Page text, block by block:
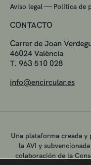
Aviso legal — Política de
CONTACTO
Carrer de Joan
46024 València
T. 963 510 028
info@encircular.es
Una plataforma creada
la AVI y
colaboración de la